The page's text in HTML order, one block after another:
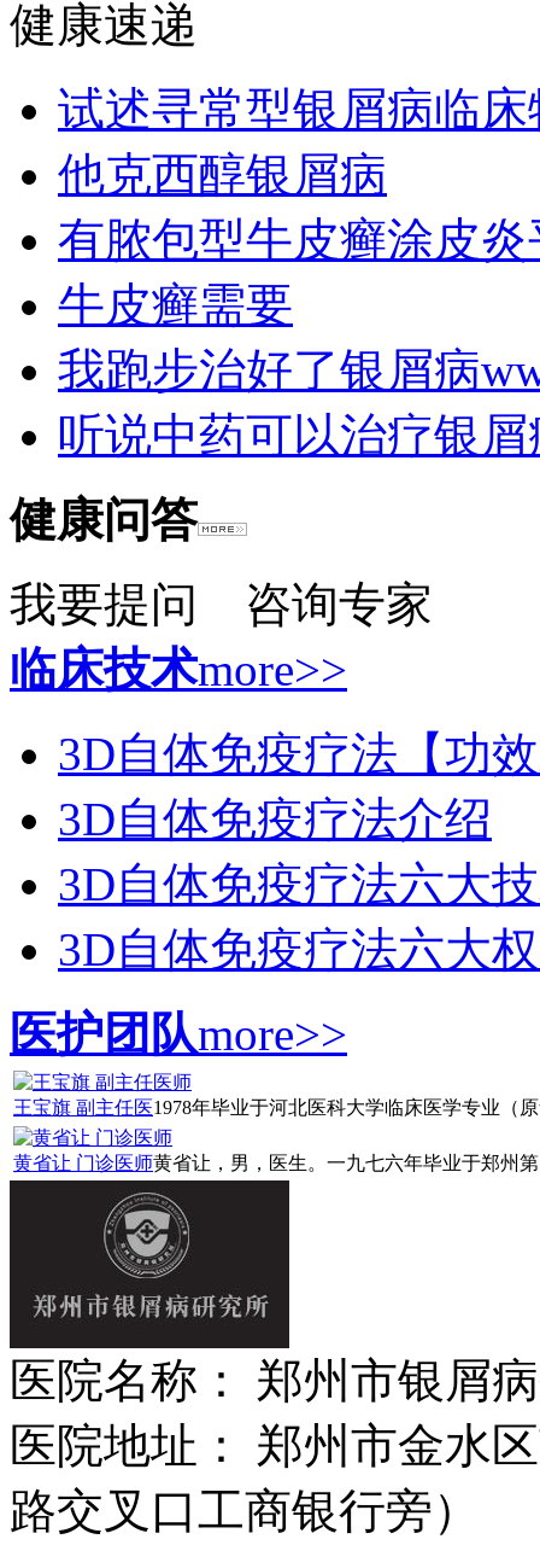
健康速递
试述寻常型银屑病临床
他克西醇银屑病
有脓包型牛皮癣涂皮
牛皮癣需要
我跑步治好了银屑病
听说中药可以治疗银屑
健康问答
我要提问
咨询专家
临床技术more>>
3D自体免疫疗法【功
3D自体免疫疗法介绍
3D自体免疫疗法六大
3D自体免疫疗法六大
医护团队more>>
王宝旗 副主任医1978年毕业于河北医科大学临床医学专业（
黄省让 门诊医师黄省让，男，医生。一九七六年毕业于郑州
医院名称： 郑州市银屑
医院地址： 郑州市金水
路交叉口工商银行旁）